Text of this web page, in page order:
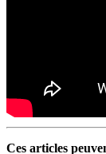
Ces articles